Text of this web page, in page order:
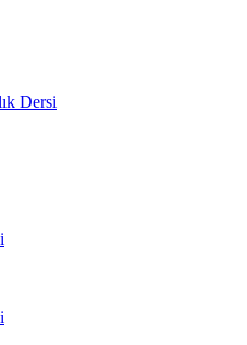
Dersi